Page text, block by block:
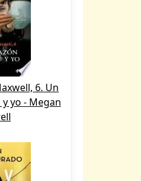
6. Un
yo - Megan